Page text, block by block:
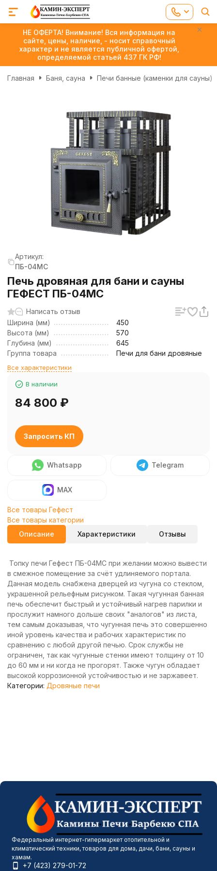
НЕ ОФЕРТА! Внимание! Вся информация на
сайте, цены, наличие, - носит справочный
характер и не является публичной офертой,
определяемой статьей 437 ГК РФ!
Главная Баня, сауна Печи банные (каменки для сауны)
Артикул:
ПБ-04МС
Печь дровяная для бани и сауны
ГЕФЕСТ ПБ-04МС
Написать отзыв
Ширина (мм)
450
Высота (мм)
570
Глубина (мм)
645
Группа товара
Печи для бани дровяные
Все характеристики
В наличии
84 800 ₽
Запросить КП
Whatsapp Telegram
MAX
Все товары Гефест
Все товары категории
Описание
Характеристики Отзывы
Топку печи Гефест ПБ-04МС при желании можно вывести
в смежное помещение за счёт удлиняемого портала.
Данная модель снабжена дверцей из чугуна со стеклом,
украшенной рельефным рисунком. Такая чугунная банная
печь обеспечит быстрый и устойчивый нагрев парилки и
прослужит намного дольше своих "аналогов" из листа,
тем самым доказывая, что чугунная печь это совершенно
иной уровень качества и рабочих характеристик по
сравнению с любой другой печью. Срок службы не
ограничен, так как чугунные стенки имеют толщину от 10
до 60 мм и ни когда не прогорят. Также чугун обладает
высокой коррозионной устойчивостью и не заржавеет.
Категории: Дровяные печи
Федеральный интернет-гипермаркет отопительной и
климатический техники, товаров для дома, дачи, бани, сауны и
хамам.
+7 (423) 279-01-72